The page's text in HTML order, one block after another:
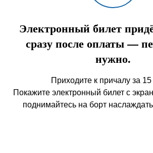
Электронный билет
сразу после оплаты —
нужно.
Приходите к причалу за
Покажите электронный билет с
поднимайтесь на борт